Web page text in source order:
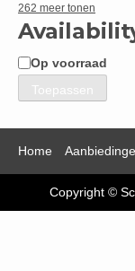
262 meer tonen
Op voorraad
Toepassen
Home
Copyright ©